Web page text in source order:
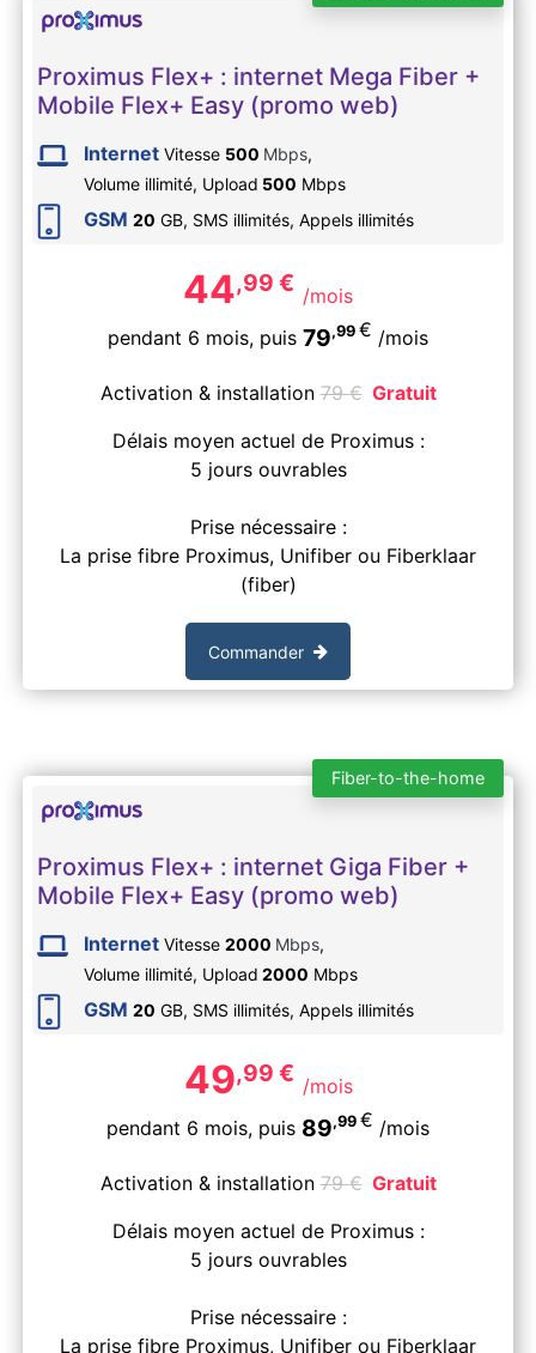
Proximus Flex+ : internet Mega Fiber +
Mobile Flex+ Easy (promo web)
Internet Vitesse 500 Mbps,
Volume illimité, Upload 500 Mbps
GSM 20 GB, SMS illimités, Appels illimités
44,99 € /mois
pendant 6 mois, puis 79,99 € /mois
Activation & installation79€ Gratuit
Délais moyen actuel de Proximus :
5 jours ouvrables
Prise nécessaire :
La prise fibre Proximus, Unifiber ou Fiberklaar
(fiber)
Commander
Fiber-to-the-home
Proximus Flex+ : internet Giga Fiber +
Mobile Flex+ Easy (promo web)
Internet Vitesse 2000 Mbps,
Volume illimité, Upload 2000 Mbps
GSM 20 GB, SMS illimités, Appels illimités
49,99 € /mois
pendant 6 mois, puis 89,99 € /mois
Activation & installation79€ Gratuit
Délais moyen actuel de Proximus :
5 jours ouvrables
Prise nécessaire :
La prise fibre Proximus, Unifiber ou Fiberklaar